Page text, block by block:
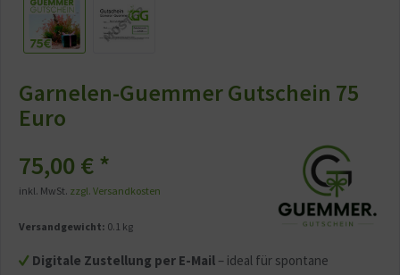
Garnelen-Guemmer Gutschein 75
Euro
Digitale Zustellung per E-Mail – ideal für spontane
75,00 € *
inkl. MwSt. zzgl. Versandkosten
Versandgewicht: 0.1 kg